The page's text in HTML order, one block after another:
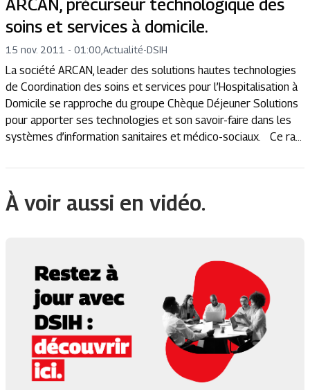
ARCAN, précurseur technologique des
soins et services à domicile.
15 nov. 2011 - 01:00 Actualité-DSIH
La société ARCAN, leader des solutions hautes technologies
de Coordination des soins et services pour l’Hospitalisation à
Domicile se rapproche du groupe Chèque Déjeuner Solutions
pour apporter ses technologies et son savoir-faire dans les
systèmes d’information sanitaires et médico-sociaux. Ce ra...
À voir aussi en vidéo.